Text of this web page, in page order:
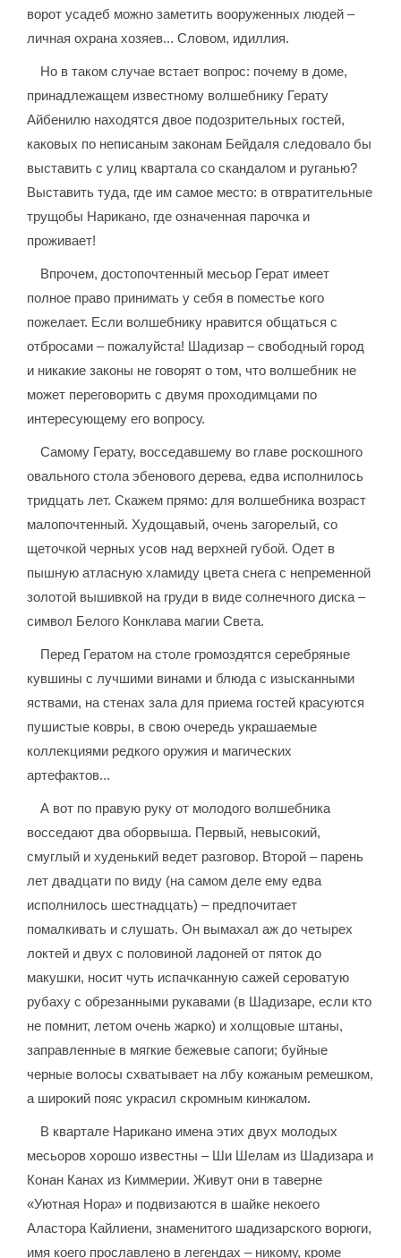
ворот усадеб можно заметить вооруженных людей –
личная охрана хозяев... Словом, идиллия.
Но в таком случае встает вопрос: почему в доме,
принадлежащем известному волшебнику Герату
Айбенилю находятся двое подозрительных гостей,
каковых по неписаным законам Бейдаля следовало бы
выставить с улиц квартала со скандалом и руганью?
Выставить туда, где им самое место: в отвратительные
трущобы Нарикано, где означенная парочка и
проживает!
Впрочем, достопочтенный месьор Герат имеет
полное право принимать у себя в поместье кого
пожелает. Если волшебнику нравится общаться с
отбросами – пожалуйста! Шадизар – свободный город
и никакие законы не говорят о том, что волшебник не
может переговорить с двумя проходимцами по
интересующему его вопросу.
Самому Герату, восседавшему во главе роскошного
овального стола эбенового дерева, едва исполнилось
тридцать лет. Скажем прямо: для волшебника возраст
малопочтенный. Худощавый, очень загорелый, со
щеточкой черных усов над верхней губой. Одет в
пышную атласную хламиду цвета снега с непременной
золотой вышивкой на груди в виде солнечного диска –
символ Белого Конклава магии Света.
Перед Гератом на столе громоздятся серебряные
кувшины с лучшими винами и блюда с изысканными
яствами, на стенах зала для приема гостей красуются
пушистые ковры, в свою очередь украшаемые
коллекциями редкого оружия и магических
артефактов...
А вот по правую руку от молодого волшебника
восседают два оборвыша. Первый, невысокий,
смуглый и худенький ведет разговор. Второй – парень
лет двадцати по виду (на самом деле ему едва
исполнилось шестнадцать) – предпочитает
помалкивать и слушать. Он вымахал аж до четырех
локтей и двух с половиной ладоней от пяток до
макушки, носит чуть испачканную сажей сероватую
рубаху с обрезанными рукавами (в Шадизаре, если кто
не помнит, летом очень жарко) и холщовые штаны,
заправленные в мягкие бежевые сапоги; буйные
черные волосы схватывает на лбу кожаным ремешком,
а широкий пояс украсил скромным кинжалом.
В квартале Нарикано имена этих двух молодых
месьоров хорошо известны – Ши Шелам из Шадизара и
Конан Канах из Киммерии. Живут они в таверне
«Уютная Нора» и подвизаются в шайке некоего
Аластора Кайлиени, знаменитого шадизарского ворюги,
имя коего прославлено в легендах – никому, кроме